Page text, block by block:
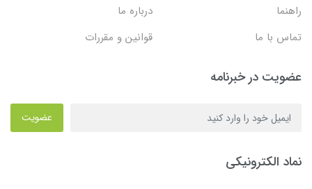
راهنما
درباره ما
تماس با ما
قوانین و مقررات
عضویت در خبرنامه
عضویت
نماد الکترونیکی